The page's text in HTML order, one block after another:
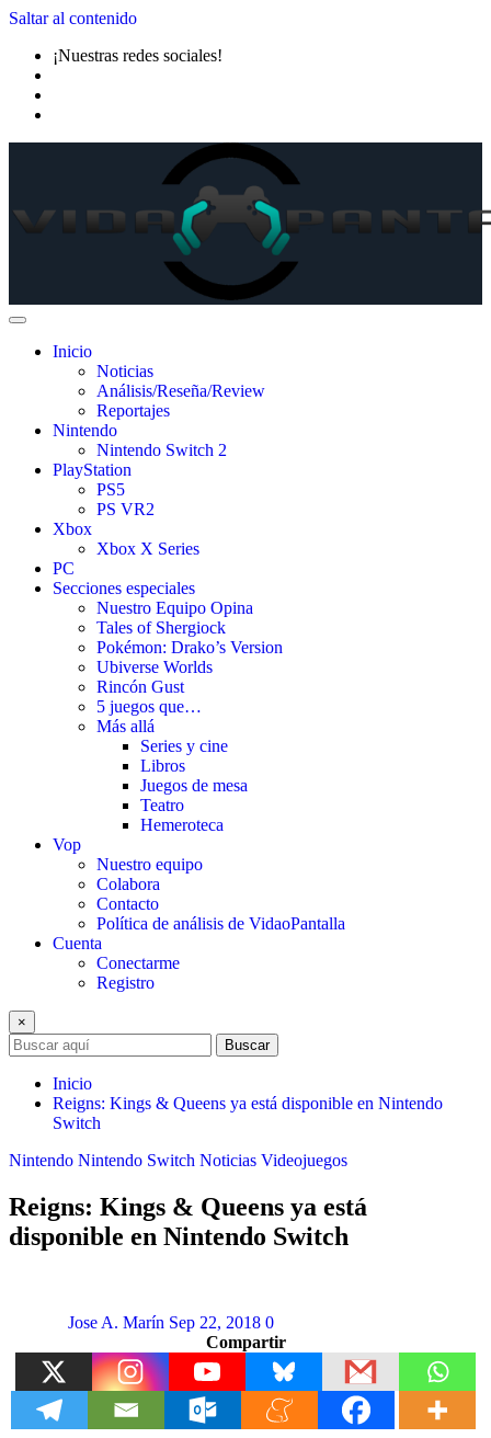
Saltar al contenido
¡Nuestras redes sociales!
Inicio
Noticias
Análisis/Reseña/Review
Reportajes
Nintendo
Nintendo Switch 2
PlayStation
PS5
PS VR2
Xbox
Xbox X Series
PC
Secciones especiales
Nuestro Equipo Opina
Tales of Shergiock
Pokémon: Drako’s Version
Ubiverse Worlds
Rincón Gust
5 juegos que…
Más allá
Series y cine
Libros
Juegos de mesa
Teatro
Hemeroteca
Vop
Nuestro equipo
Colabora
Contacto
Política de análisis de VidaoPantalla
Cuenta
Conectarme
Registro
×
Buscar
Inicio
Reigns: Kings & Queens ya está disponible en Nintendo
Switch
Nintendo Nintendo Switch Noticias Videojuegos
Reigns: Kings & Queens ya está
disponible en Nintendo Switch
Jose A. Marín Sep 22, 2018 0
Compartir